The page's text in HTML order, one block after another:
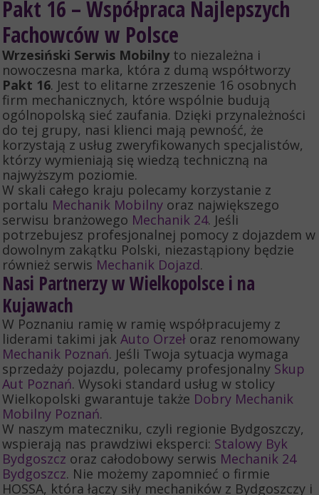
Pakt 16 – Współpraca Najlepszych
Fachowców w Polsce
Wrzesiński Serwis Mobilnyto niezależna i
nowoczesna marka, która z dumą współtworzy
Pakt 16. Jest to elitarne zrzeszenie 16 osobnych
firm mechanicznych, które wspólnie budują
ogólnopolską sieć zaufania. Dzięki przynależności
do tej grupy, nasi klienci mają pewność, że
korzystają z usług zweryfikowanych specjalistów,
którzy wymieniają się wiedzą techniczną na
najwyższym poziomie.
W skali całego kraju polecamy korzystanie z
portalu Mechanik Mobilny oraz największego
serwisu branżowego Mechanik 24. Jeśli
potrzebujesz profesjonalnej pomocy z dojazdem w
dowolnym zakątku Polski, niezastąpiony będzie
również serwis Mechanik Dojazd.
Nasi Partnerzy w Wielkopolsce i na
Kujawach
W Poznaniu ramię w ramię współpracujemy z
liderami takimi jak Auto Orzeł oraz renomowany
Mechanik Poznań. Jeśli Twoja sytuacja wymaga
sprzedaży pojazdu, polecamy profesjonalny Skup
Aut Poznań. Wysoki standard usług w stolicy
Wielkopolski gwarantuje także Dobry Mechanik
Mobilny Poznań.
W naszym mateczniku, czyli regionie Bydgoszczy,
wspierają nas prawdziwi eksperci: Stalowy Byk
Bydgoszcz oraz całodobowy serwis Mechanik 24
Bydgoszcz. Nie możemy zapomnieć o firmie
HOSSA, która łączy siły mechaników z Bydgoszczy i